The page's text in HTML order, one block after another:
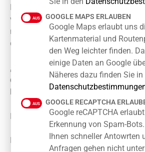
Die Resonanz ist einfach großartig!
vorbei zu schauen, denn nahezu
neues Bild im Angebot. Also halten wir
der da sagte:
„Es gibt mehr Schätze in Büchern als
der Schatzinsel… und das Beste ist,
Reichtum jeden Tag deines Lebens
Herzlichst Ihre
Heidi Quilitzsch
GOOGLE MAPS ERLAUBEN
Google Maps erlaubt uns
Kartenmaterial und
den Weg leichter finden.
einige Daten an Google
Näheres dazu finden Sie in
GOOGLE RECAPTCHA
Google reCAPTCHA
Erkennung von Spam-
Ihnen schneller Antowrten
Anfragen gehen nicht